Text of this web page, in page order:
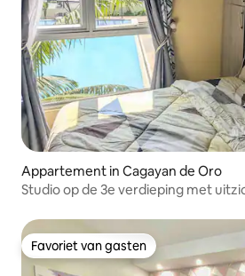
Appartement in Cagayan de Oro
Studio op de 3e verdieping met
Favoriet van gasten
Favoriet van gasten